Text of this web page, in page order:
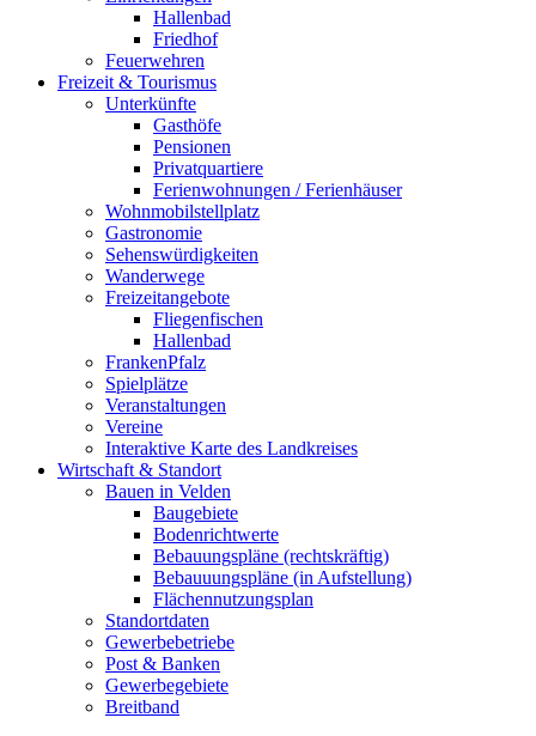
Hallenbad
Friedhof
Feuerwehren
Freizeit & Tourismus
Unterkünfte
Gasthöfe
Pensionen
Privatquartiere
Ferienwohnungen / Ferienhäuser
Wohnmobilstellplatz
Gastronomie
Sehenswürdigkeiten
Wanderwege
Freizeitangebote
Fliegenfischen
Hallenbad
FrankenPfalz
Spielplätze
Veranstaltungen
Vereine
Interaktive Karte des Landkreises
Wirtschaft & Standort
Bauen in Velden
Baugebiete
Bodenrichtwerte
Bebauungspläne (rechtskräftig)
Bebauuungspläne (in Aufstellung)
Flächennutzungsplan
Standortdaten
Gewerbebetriebe
Post & Banken
Gewerbegebiete
Breitband